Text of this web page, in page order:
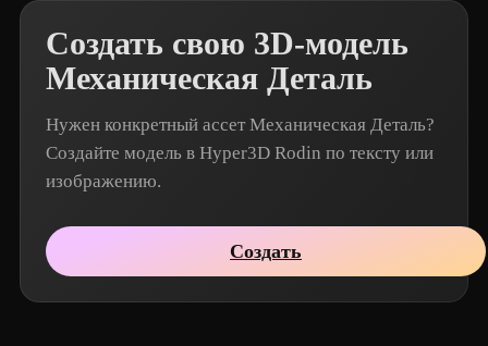
Создать свою 3D-модель
Механическая Деталь
Нужен конкретный ассет Механическая Деталь?
Создайте модель в Hyper3D Rodin по тексту или
изображению.
Создать